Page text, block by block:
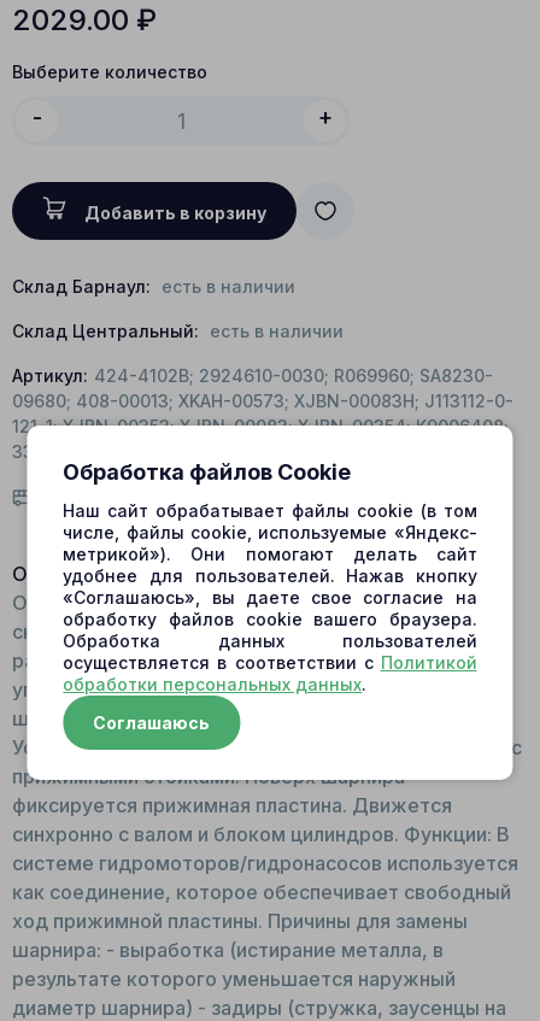
2029.00 ₽
Выберите количество
- +
Добавить в корзину
Склад Барнаул: есть в наличии
Склад Центральный: есть в наличии
Артикул: 424-4102B; 2924610-0030; R069960; SA8230-
09680; 408-00013; XKAH-00573; XJBN-00083H; J113112-0-
121-1; XJBN-00353; XJBN-00083; XJBN-00354; K9006408;
334/E2451; 334/E2468; VOE14535448; 169288A1
Описание:
Общий вид Деталь сферической формы, со
сквозным отверстием, тонкостенная. Внутри
расположены шлицы, снаружи – юбка, служащая
упором для витых пружин. Для изготовления
шарнира используется сталь. Принцип работы:
Устанавливается в посадочное место для шарнира с
прижимными стойками. Поверх шарнира
фиксируется прижимная пластина. Движется
синхронно с валом и блоком цилиндров. Функции: В
системе гидромоторов/гидронасосов используется
как соединение, которое обеспечивает свободный
ход прижимной пластины. Причины для замены
шарнира: - выработка (истирание металла, в
результате которого уменьшается наружный
диаметр шарнира) - задиры (стружка, заусенцы на
Обработка файлов Cookie
Наш сайт обрабатывает файлы cookie (в том
числе, файлы cookie, используемые «Яндекс-
метрикой»). Они помогают делать сайт
удобнее для пользователей. Нажав кнопку
«Соглашаюсь», вы даете свое согласие на
обработку файлов cookie вашего браузера.
Обработка данных пользователей
осуществляется в соответствии с Политикой
обработки персональных данных.
Соглашаюсь